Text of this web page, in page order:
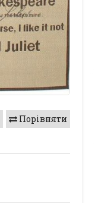
Порівняти